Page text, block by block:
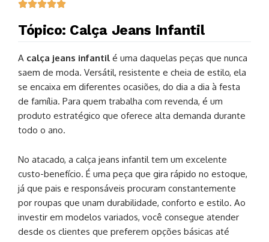
Tópico: Calça Jeans Infantil
A calça jeans infantil é uma daquelas peças que nunca
saem de moda. Versátil, resistente e cheia de estilo, ela
se encaixa em diferentes ocasiões, do dia a dia à festa
de família. Para quem trabalha com revenda, é um
produto estratégico que oferece alta demanda durante
todo o ano.
No atacado, a calça jeans infantil tem um excelente
custo-benefício. É uma peça que gira rápido no estoque,
já que pais e responsáveis procuram constantemente
por roupas que unam durabilidade, conforto e estilo. Ao
investir em modelos variados, você consegue atender
desde os clientes que preferem opções básicas até